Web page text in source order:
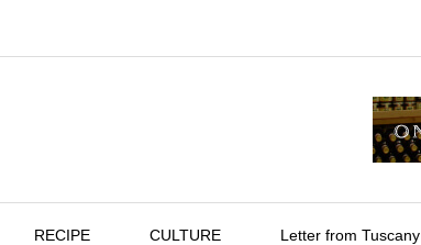
RECIPE CULTURE Letter from Tuscany